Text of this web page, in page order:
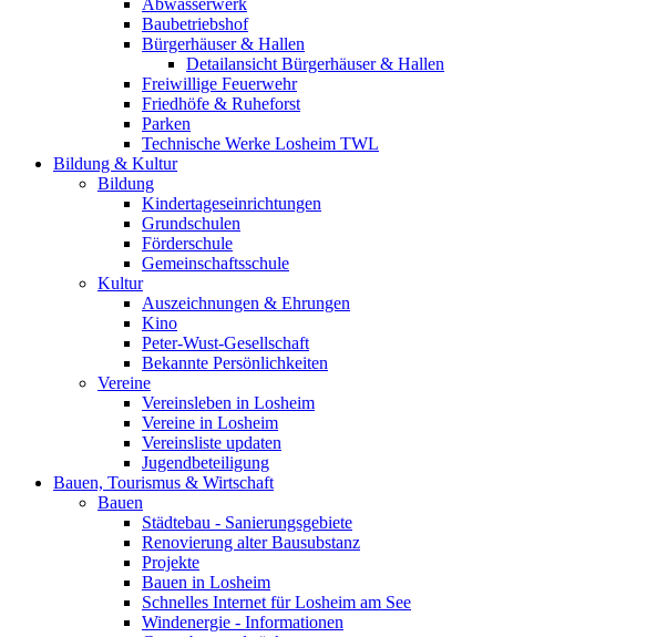
Abwasserwerk
Baubetriebshof
Bürgerhäuser & Hallen
Detailansicht Bürgerhäuser & Hallen
Freiwillige Feuerwehr
Friedhöfe & Ruheforst
Parken
Technische Werke Losheim TWL
Bildung & Kultur
Bildung
Kindertageseinrichtungen
Grundschulen
Förderschule
Gemeinschaftsschule
Kultur
Auszeichnungen & Ehrungen
Kino
Peter-Wust-Gesellschaft
Bekannte Persönlichkeiten
Vereine
Vereinsleben in Losheim
Vereine in Losheim
Vereinsliste updaten
Jugendbeteiligung
Bauen, Tourismus & Wirtschaft
Bauen
Städtebau - Sanierungsgebiete
Renovierung alter Bausubstanz
Projekte
Bauen in Losheim
Schnelles Internet für Losheim am See
Windenergie - Informationen